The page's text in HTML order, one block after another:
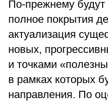
По-прежнему
полное покрытия
актуализация
новых,
и точками
в рамках которых
направления. По